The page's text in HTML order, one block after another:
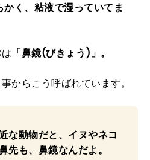
かく、粘液で湿っていてま
「鼻鏡(びきょう)」。
からこう呼ばれています。
な動物だと、イヌやネコ
先も、鼻鏡なんだよ。